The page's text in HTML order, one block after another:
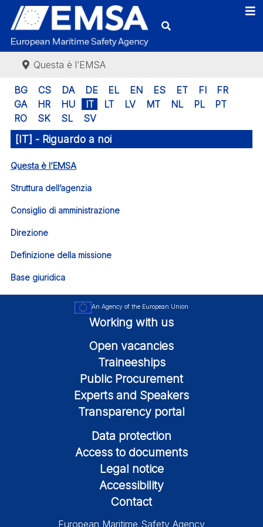
Questa è l’EMSA
BG CS DA DE EL EN ES ET FI
FR
GA
HR HU IT LT LV MT NL PL
PT
RO
SK SL SV
[IT] - Riguardo a noi
Questa è l’EMSA
Struttura dell’agenzia
Consiglio di amministrazione
Direzione
Definizione della missione
Base giuridica
An Agency of the European Union
Working with us
Open vacancies
Traineeships
Public Procurement
Experts and Speakers
Transparency portal
Data protection
Access to documents
Legal notice
Accessibility
Contact
European Maritime Safety Agency